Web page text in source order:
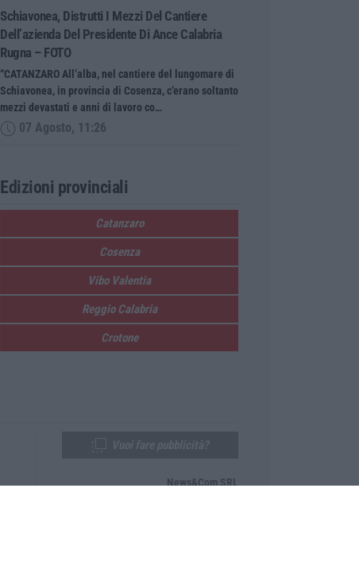
Schiavonea, Distrutti I Mezzi Del Cantiere
Dell’azienda Del Presidente Di Ance Calabria
Rugna – FOTO
“CATANZARO All’alba, nel cantiere del lungomare di
Schiavonea, in provincia di Cosenza, c’erano soltanto
mezzi devastati e anni di lavoro co…
07 Agosto, 11:26
Edizioni provinciali
Catanzaro
Cosenza
Vibo Valentia
Reggio Calabria
Crotone
News&Com SRL